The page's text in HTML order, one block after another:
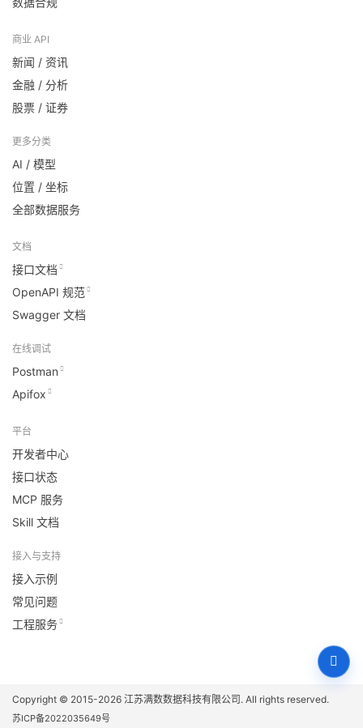
商业 API
新闻 / 资讯
金融 / 分析
股票 / 证券
更多分类
AI / 模型
位置 / 坐标
全部数据服务
文档
接口文档
OpenAPI 规范
Swagger 文档
在线调试
Postman
Apifox
平台
开发者中心
接口状态
MCP 服务
Skill 文档
接入与支持
接入示例
常见问题
工程服务
Copyright © 2015-2026 江苏满数数据科技有限公司 . All rights reserved.
苏ICP备2022035649号